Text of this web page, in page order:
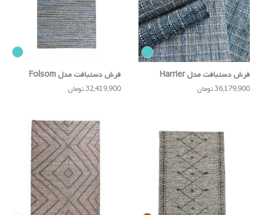
فرش دستبافت مدل Harrier
36,179,900 تومان
فرش دستبافت مدل Folsom
32,419,900 تومان